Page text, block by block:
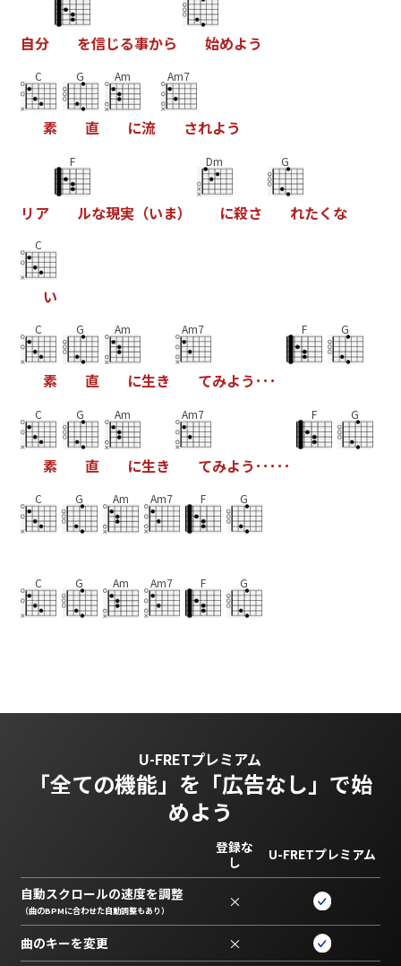
自分 を信じる事から 始めよう
C
素
G
直
Am
に流
Am7
されよう
リ ア
F
ルな現実 （いま）
Dm
に殺さ
G
れたく な
C
い
C
素
G
直
Am
に生き
Am7
てみよう ･ ･ ･
F G
C
素
G
直
Am
に生き
Am7
てみよう ･ ･ ･ ･ ･
F G
C G Am Am7 F G
C G Am Am7 F G
U-FRETプレミアム
「全ての機能」を 「広告なし」で始
めよう
登録な
し
U-FRETプレミアム
自動スクロールの速度を調整
（曲のBPMに合わせた自動調整もあり） ×
曲のキーを変更 ×